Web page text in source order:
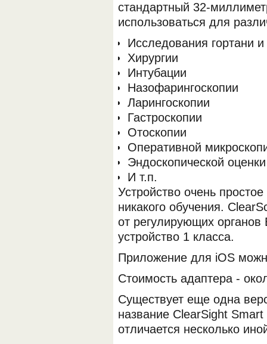
стандартный 32-
использоваться для
Исследования гортани
Хирургии
Интубации
Назофарингоскопии
Ларингоскопии
Гастроскопии
Отоскопии
Оперативной
Эндоскопической
И т.п.
Устройство очень
никакого обучения.
от регулирующих
устройство 1 класса.
Приложение для iOS
Стоимость адаптера -
Существует еще одна
название ClearSight
отличается несколько